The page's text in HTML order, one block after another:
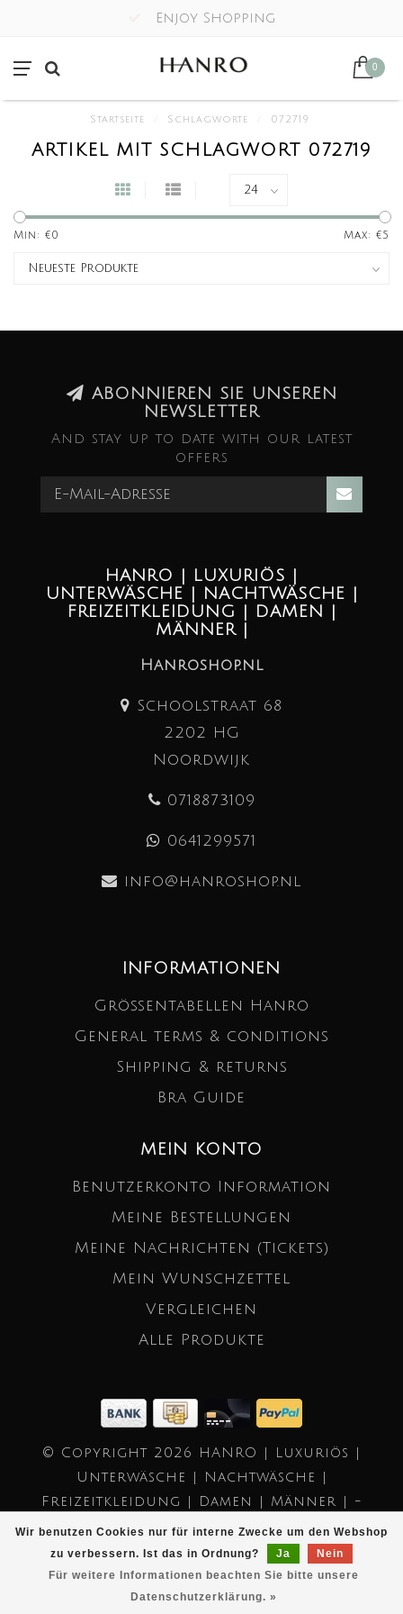
Enjoy Shopping
0
Startseite Schlagworte 072719
ARTIKEL MIT SCHLAGWORT 072719
Min: €0 Max: €5
Wir benutzen Cookies nur für interne Zwecke um den Webshop
zu verbessern. Ist das in Ordnung?
Ja
Nein
Für weitere Informationen beachten Sie bitte unsere
Datenschutzerklärung. »
ABONNIEREN SIE UNSEREN
NEWSLETTER
And stay up to date with our latest
offers
HANRO | LUXURIÖS |
UNTERWÄSCHE | NACHTWÄSCHE |
FREIZEITKLEIDUNG | DAMEN |
MÄNNER |
Hanroshop.nl
Schoolstraat 68
2202 HG
Noordwijk
0718873109
0641299571
info@hanroshop.nl
INFORMATIONEN
Größentabellen Hanro
General terms & conditions
Shipping & returns
Bra Guide
MEIN KONTO
Benutzerkonto Information
Meine Bestellungen
Meine Nachrichten (Tickets)
Mein Wunschzettel
Vergleichen
Alle Produkte
© Copyright 2026 HANRO | Luxuriös |
Unterwäsche | Nachtwäsche |
Freizeitkleidung | Damen | Männer | -
Powered by
Lightspeed
- Theme by
Dyvelopment